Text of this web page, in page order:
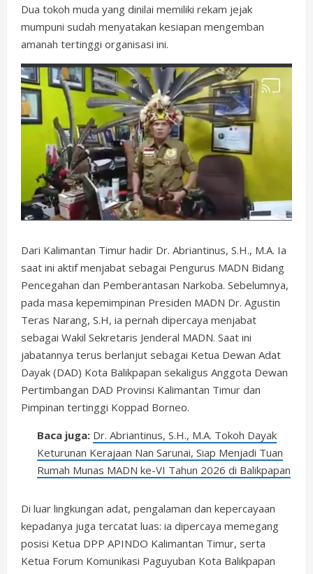
Dua tokoh muda yang dinilai memiliki rekam jejak
mumpuni sudah menyatakan kesiapan mengemban
amanah tertinggi organisasi ini.
Dari Kalimantan Timur hadir Dr. Abriantinus, S.H., M.A. Ia
saat ini aktif menjabat sebagai Pengurus MADN Bidang
Pencegahan dan Pemberantasan Narkoba. Sebelumnya,
pada masa kepemimpinan Presiden MADN Dr. Agustin
Teras Narang, S.H, ia pernah dipercaya menjabat
sebagai Wakil Sekretaris Jenderal MADN. Saat ini
jabatannya terus berlanjut sebagai Ketua Dewan Adat
Dayak (DAD) Kota Balikpapan sekaligus Anggota Dewan
Pertimbangan DAD Provinsi Kalimantan Timur dan
Pimpinan tertinggi Koppad Borneo.
Baca juga: Dr. Abriantinus, S.H., M.A. Tokoh Dayak
Keturunan Kerajaan Nan Sarunai, Siap Menjadi Tuan
Rumah Munas MADN ke-VI Tahun 2026 di Balikpapan
Di luar lingkungan adat, pengalaman dan kepercayaan
kepadanya juga tercatat luas: ia dipercaya memegang
posisi Ketua DPP APINDO Kalimantan Timur, serta
Ketua Forum Komunikasi Paguyuban Kota Balikpapan